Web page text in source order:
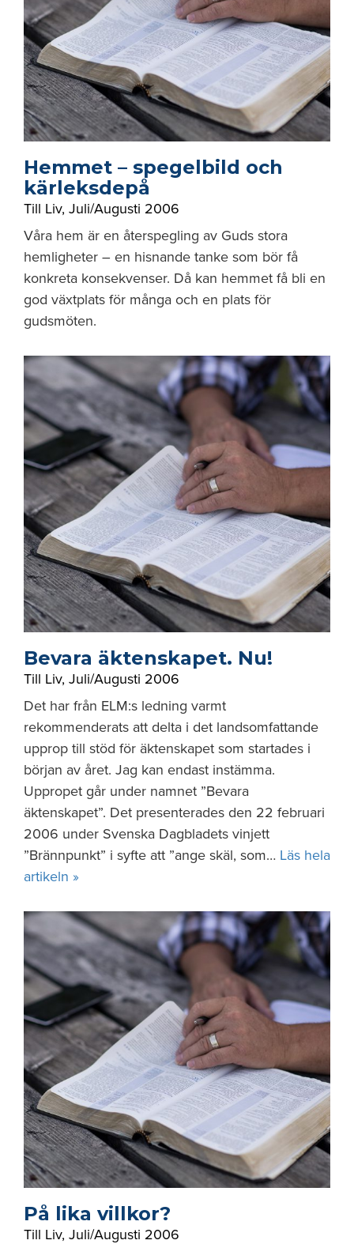
Hemmet – spegelbild och
kärleksdepå
Till Liv, Juli/Augusti 2006
Våra hem är en återspegling av Guds stora
hemligheter – en hisnande tanke som bör få
konkreta konsekvenser. Då kan hemmet få bli en
god växtplats för många och en plats för
gudsmöten.
Bevara äktenskapet. Nu!
Till Liv, Juli/Augusti 2006
Det har från ELM:s ledning varmt
rekommenderats att delta i det landsomfattande
upprop till stöd för äktenskapet som startades i
början av året. Jag kan endast instämma.
Uppropet går under namnet ”Bevara
äktenskapet”. Det presenterades den 22 februari
2006 under Svenska Dagbladets vinjett
”Brännpunkt” i syfte att ”ange skäl, som… Läs hela
artikeln »
På lika villkor?
Till Liv, Juli/Augusti 2006